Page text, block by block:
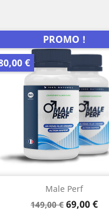
Male Perf
Prix
149,00 € Prix
69,00 €
PROMO !
€
Aperçu rapide